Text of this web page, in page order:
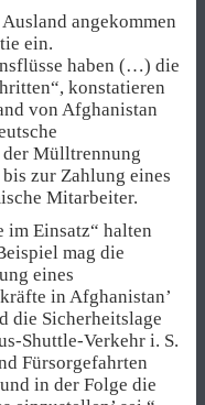
angekommen
ein.
haben (…) die
konstatieren
von Afghanistan
der Mülltrennung
zur Zahlung eines
Mitarbeiter.
Einsatz“ halten
mag die
eines
in Afghanistan’
die Sicherheitslage
Shuttle-Verkehr i. S.
Fürsorgefahrten
in der Folge die